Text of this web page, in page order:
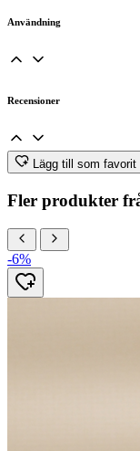
Användning
Recensioner
Lägg till som favorit
Fler produkter
-6%